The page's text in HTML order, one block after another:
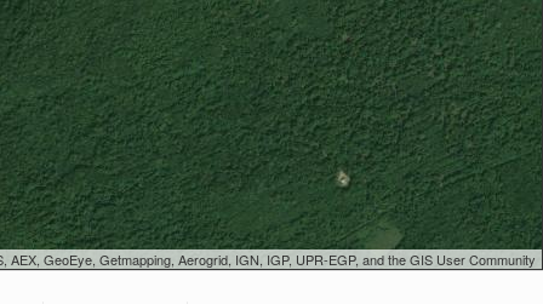
GeoEye, Getmapping, Aerogrid, IGN, IGP, UPR-EGP, and the GIS User Community